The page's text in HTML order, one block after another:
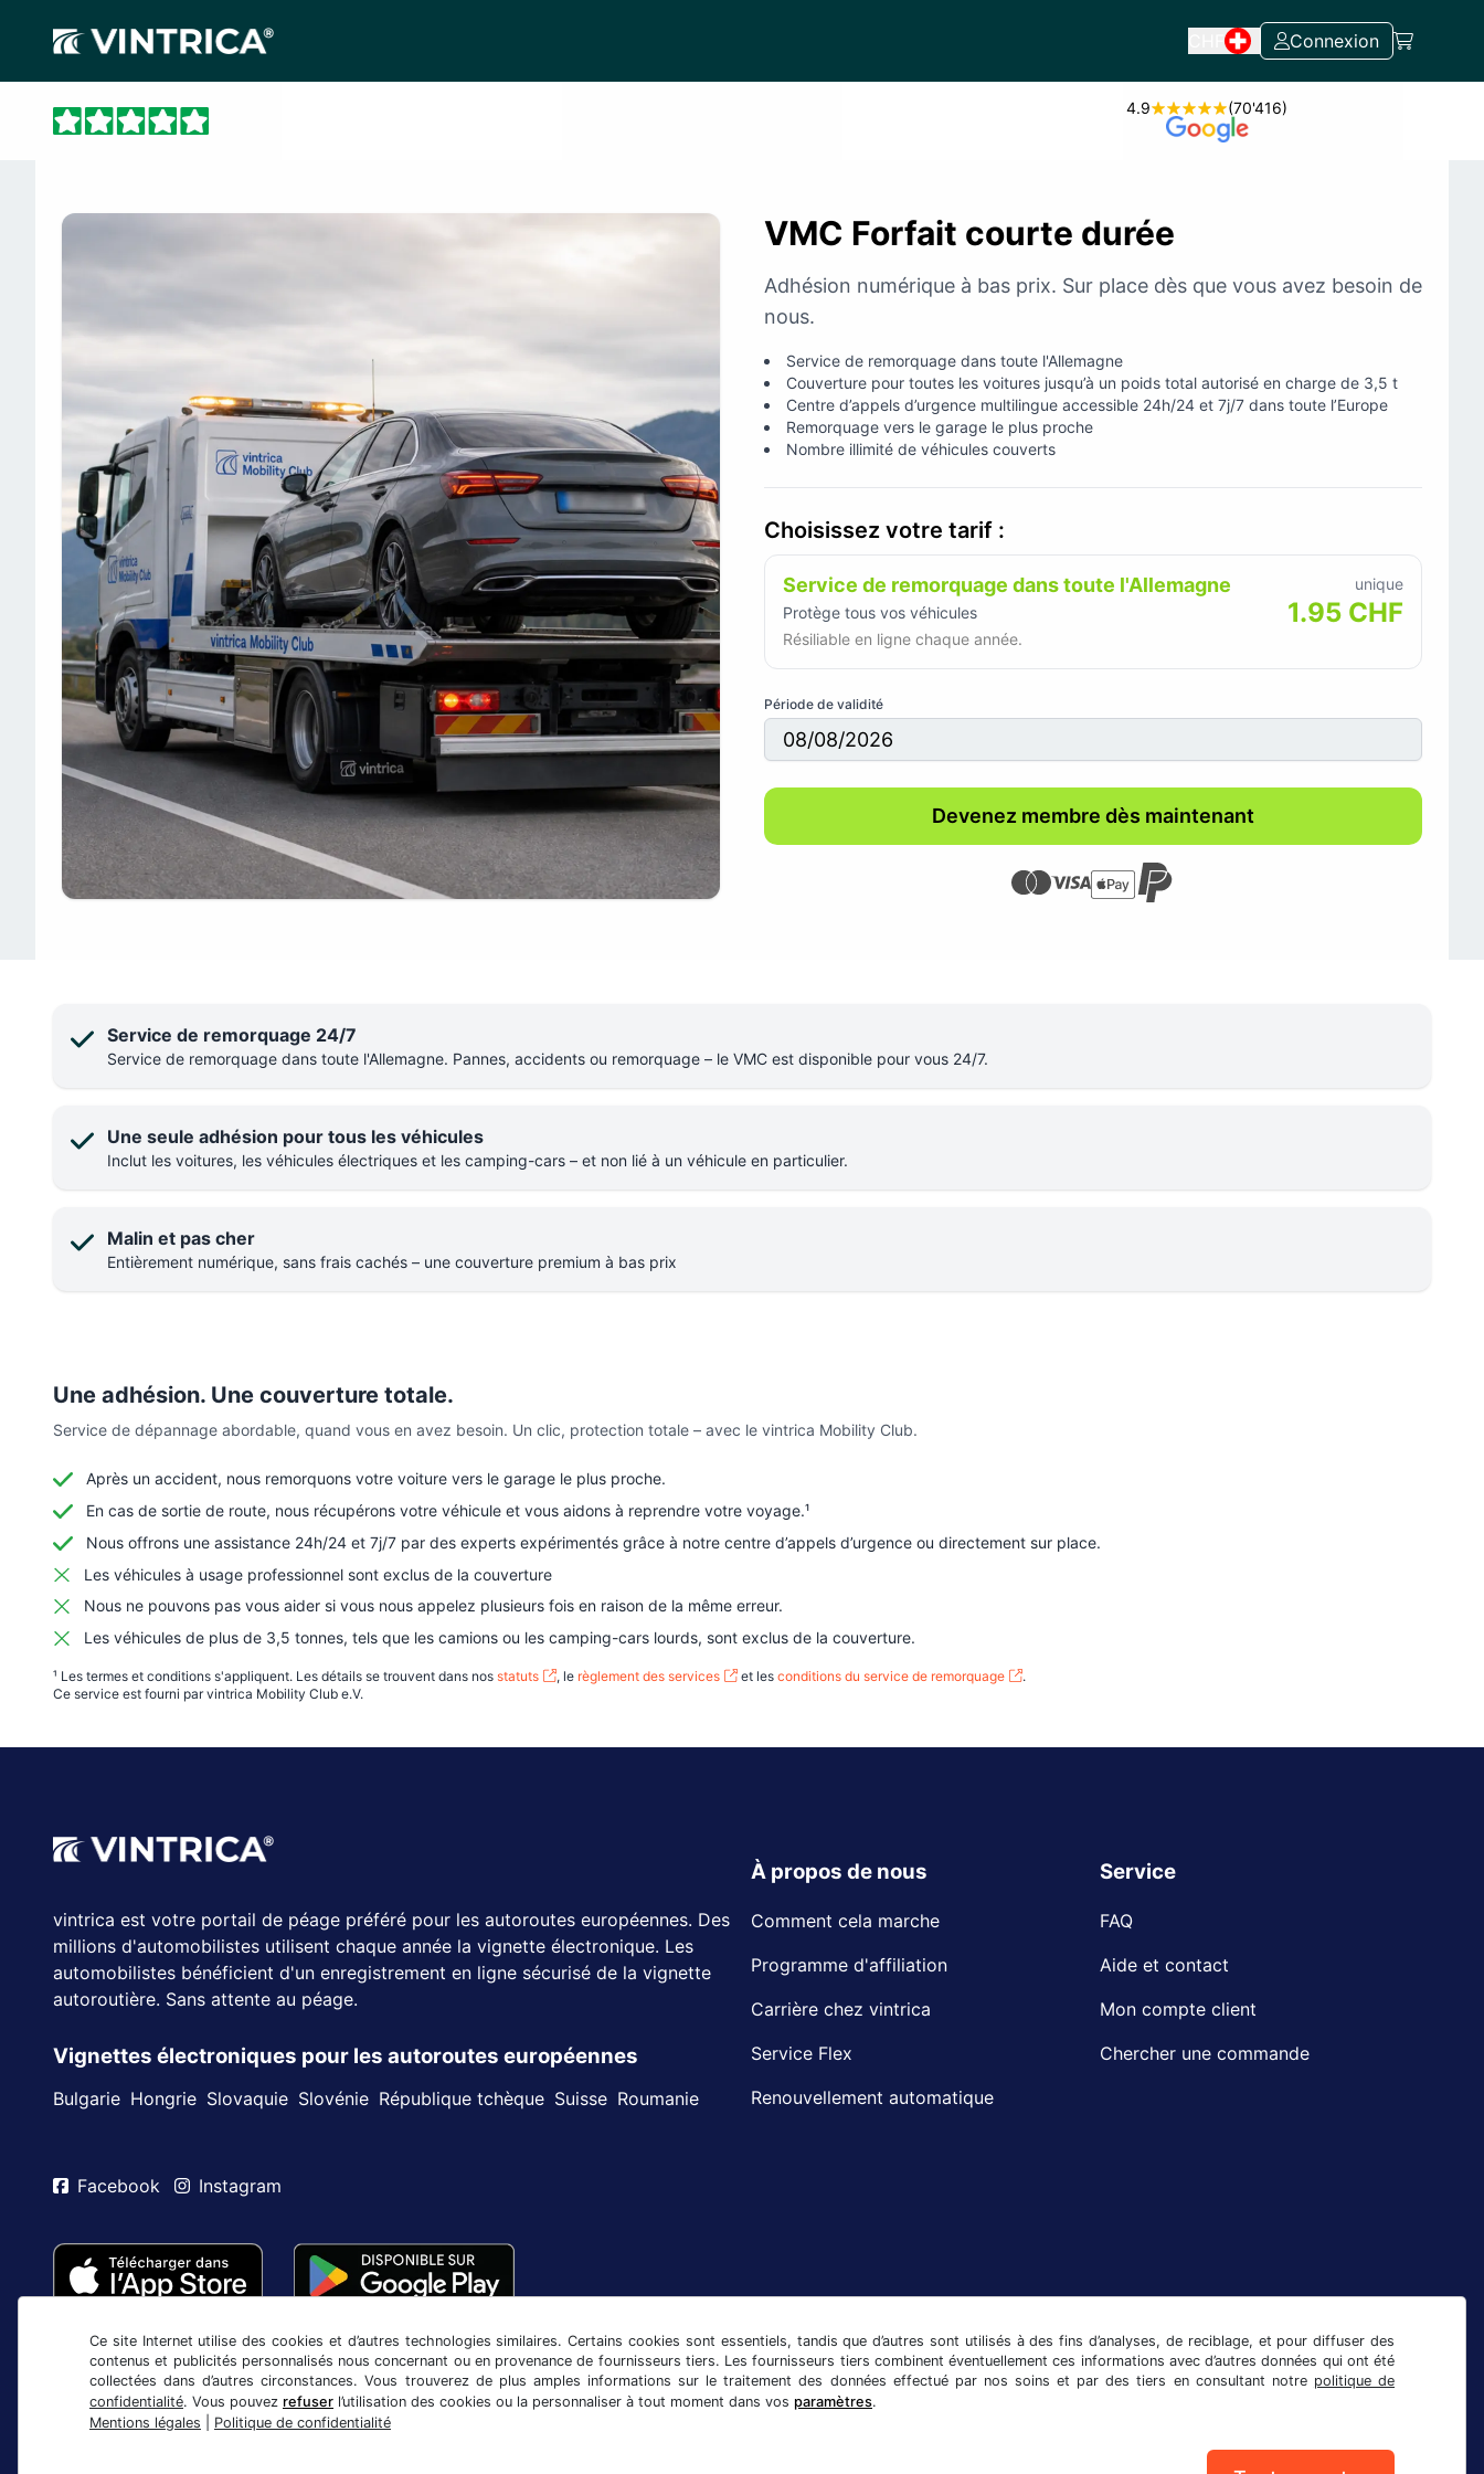
Ce site Internet utilise des cookies et d’autres technologies similaires. Certains cookies sont essentiels, tandis que d’autres sont utilisés à des fins d’analyses, de reciblage, et pour diffuser des
contenus et publicités personnalisés nous concernant ou en provenance de fournisseurs tiers. Les fournisseurs tiers combinent éventuellement ces informations avec d’autres données qui ont été
collectées dans d’autres circonstances. Vous trouverez de plus amples informations sur le traitement des données effectué par nos soins et par des tiers en consultant notre politique de
confidentialité. Vous pouvez refuser l’utilisation des cookies ou la personnaliser à tout moment dans vos paramètres.
Mentions légales
Politique de confidentialité
Connexion
4.9 (70'416)
VMC Forfait courte durée
Adhésion numérique à bas prix. Sur place dès que vous avez besoin de
nous.
Service de remorquage dans toute l'Allemagne
Couverture pour toutes les voitures jusqu’à un poids total autorisé en charge de 3,5 t
Centre d’appels d’urgence multilingue accessible 24h/24 et 7j/7 dans toute l’Europe
Remorquage vers le garage le plus proche
Nombre illimité de véhicules couverts
Choisissez votre tarif :
Service de remorquage dans toute l'Allemagne
Protège tous vos véhicules
Résiliable en ligne chaque année.
unique
1.95 CHF
Période de validité
Devenez membre dès maintenant
Service de remorquage 24/7
Service de remorquage dans toute l'Allemagne. Pannes, accidents ou remorquage – le VMC est disponible pour vous 24/7.
Une seule adhésion pour tous les véhicules
Inclut les voitures, les véhicules électriques et les camping-cars – et non lié à un véhicule en particulier.
Malin et pas cher
Entièrement numérique, sans frais cachés – une couverture premium à bas prix
Une adhésion. Une couverture totale.
Service de dépannage abordable, quand vous en avez besoin. Un clic, protection totale – avec le vintrica Mobility Club.
Après un accident, nous remorquons votre voiture vers le garage le plus proche.
En cas de sortie de route, nous récupérons votre véhicule et vous aidons à reprendre votre voyage.¹
Nous offrons une assistance 24h/24 et 7j/7 par des experts expérimentés grâce à notre centre d’appels d’urgence ou directement sur place.
Les véhicules à usage professionnel sont exclus de la couverture
Nous ne pouvons pas vous aider si vous nous appelez plusieurs fois en raison de la même erreur.
Les véhicules de plus de 3,5 tonnes, tels que les camions ou les camping-cars lourds, sont exclus de la couverture.
¹ Les termes et conditions s'appliquent. Les détails se trouvent dans nos statuts , le règlement des services et les conditions du service de remorquage
.
Ce service est fourni par vintrica Mobility Club e.V.
vintrica est votre portail de péage préféré pour les autoroutes européennes. Des
millions d'automobilistes utilisent chaque année la vignette électronique. Les
automobilistes bénéficient d'un enregistrement en ligne sécurisé de la vignette
autoroutière. Sans attente au péage.
Vignettes électroniques pour les autoroutes européennes
Bulgarie Hongrie Slovaquie Slovénie République tchèque Suisse Roumanie
À propos de nous
Comment cela marche
Programme d'affiliation
Carrière chez vintrica
Service Flex
Renouvellement automatique
Service
FAQ
Aide et contact
Mon compte client
Chercher une commande
Facebook Instagram